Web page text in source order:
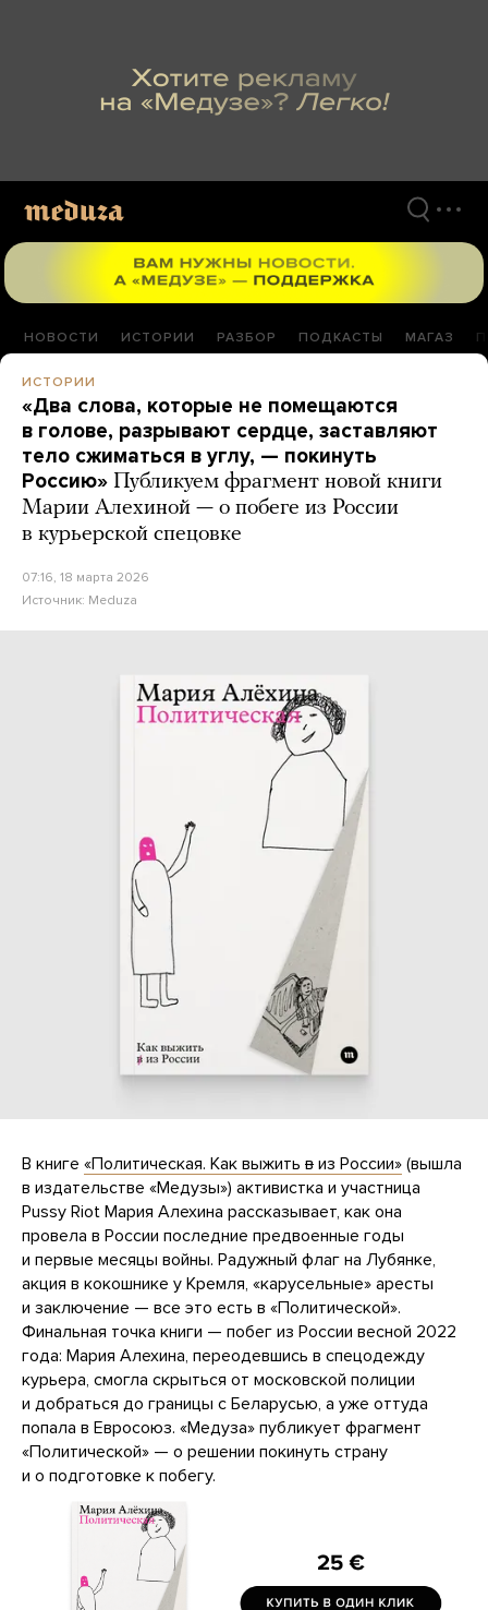
НОВОСТИ ИСТОРИИ РАЗБОР ПОДКАСТЫ МАГАЗ
ИСТОРИИ
«Два слова, которые не помещаются
в голове, разрывают сердце, заставляют
тело сжиматься в углу, — покинуть
Россию» Публикуем фрагмент новой книги
Марии Алехиной — о побеге из России
в курьерской спецовке
07:16, 18 марта 2026
Источник: Meduza
В книге «Политическая. Как выжить в из России» (вышла
в издательстве «Медузы») активистка и участница
Pussy Riot Мария Алехина рассказывает, как она
провела в России последние предвоенные годы
и первые месяцы войны. Радужный флаг на Лубянке,
акция в кокошнике у Кремля, «карусельные» аресты
и заключение — все это есть в «Политической».
Финальная точка книги — побег из России весной 2022
года: Мария Алехина, переодевшись в спецодежду
курьера, смогла скрыться от московской полиции
и добраться до границы с Беларусью, а уже оттуда
попала в Евросоюз. «Медуза» публикует фрагмент
«Политической» — о решении покинуть страну
и о подготовке к побегу.